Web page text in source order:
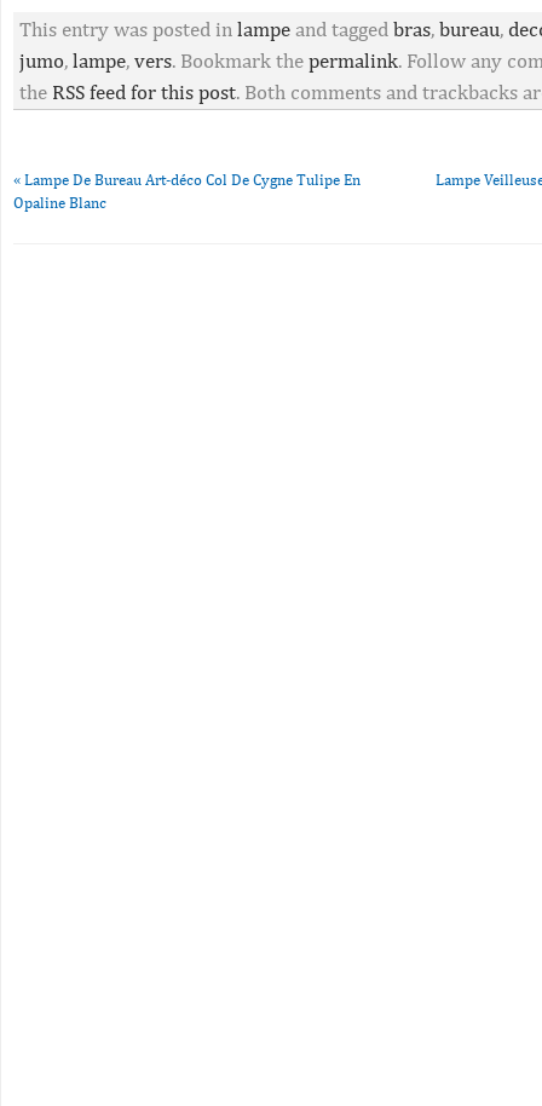
This entry was posted in lampe and tagged bras, bureau,
jumo, lampe, vers. Bookmark the permalink. Follow any
the RSS feed for this post. Both comments and trackbacks
« Lampe De Bureau Art-déco Col De Cygne Tulipe En
Opaline Blanc
Lampe